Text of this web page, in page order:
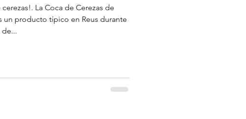
en Reus, caja de bombones en Reus
La Coca de Cerezas de
un producto típico en Reus durante
de...